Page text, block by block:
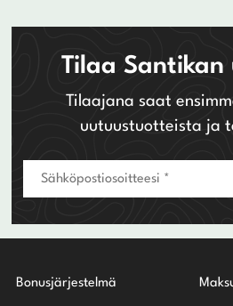
Tilaa Santikan
Tilaajana saat
uutuustuotteista ja
Bonusjärjestelmä